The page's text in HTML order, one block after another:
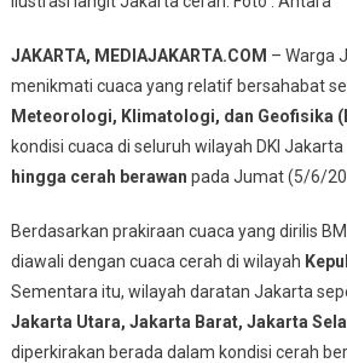
Baik
Warga!
Jakarta
Cerah
Hingga
Hari
Ini
JAKARTA, MEDIAJAKARTA.COM – Warga
menikmati cuaca yang relatif bersahabat
Meteorologi, Klimatologi, dan Geofisika
kondisi cuaca di seluruh wilayah DKI
hingga cerah berawan pada Jumat (5/6/
Berdasarkan prakiraan cuaca yang dirilis
diawali dengan cuaca cerah di wilayah
Sementara itu, wilayah daratan Jakarta
Jakarta Utara, Jakarta Barat, Jakarta
diperkirakan berada dalam kondisi cerah